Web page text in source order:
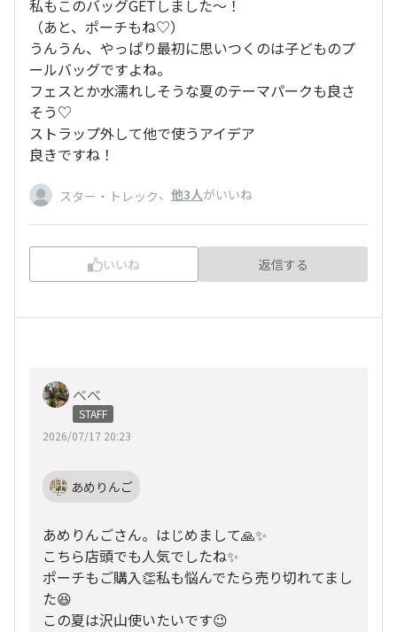
私もこのバッグGETしました〜！
（あと、ポーチもね♡）
うんうん、やっぱり最初に思いつくのは子どものプ
ールバッグですよね。
フェスとか水濡れしそうな夏のテーマパークも良さ
そう♡
ストラップ外して他で使うアイデア
良きですね！
スター・トレック、 他3人がいいね
いいね 返信する
べべ
STAFF
2026/07/17 20:23
あめりんご
あめりんごさん。はじめまして🙏✨
こちら店頭でも人気でしたね✨
ポーチもご購入👏私も悩んでたら売り切れてまし
た😆
この夏は沢山使いたいです😉